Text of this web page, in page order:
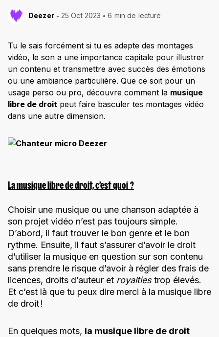
Deezer 25 Oct 2023 6 min de lecture
Tu le sais forcément si tu es adepte des montages
vidéo, le son a une importance capitale pour illustrer
un contenu et transmettre avec succès des émotions
ou une ambiance particulière. Que ce soit pour un
usage perso ou pro, découvre comment la musique
libre de droit peut faire basculer tes montages vidéo
dans une autre dimension.
La musique libre de droit, c’est quoi ?
Choisir une musique ou une chanson adaptée à
son projet vidéo n’est pas toujours simple.
D’abord, il faut trouver le bon genre et le bon
rythme. Ensuite, il faut s’assurer d’avoir le droit
d’utiliser la musique en question sur son contenu
sans prendre le risque d’avoir à régler des frais de
licences, droits d’auteur et royaltiestrop élevés.
Et c’est là que tu peux dire merci à la musique libre
de droit !
En quelques mots, la musique libre de droit